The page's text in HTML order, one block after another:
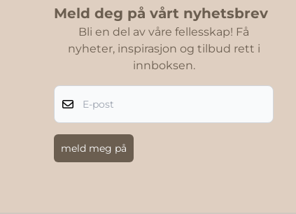
Meld deg på vårt nyhetsbrev
Bli en del av våre fellesskap! Få
nyheter, inspirasjon og tilbud rett i
innboksen.
E-post
meld meg på